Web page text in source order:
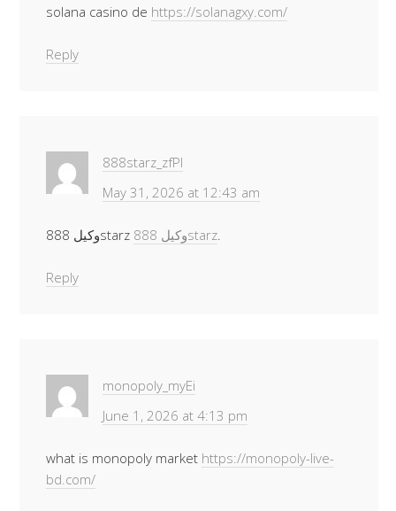
solana casino de https://solanagxy.com/
Reply
888starz_zfPl
May 31, 2026 at 12:43 am
وكيل 888starz وكيل 888starz
Reply
monopoly_myEi
June 1, 2026 at 4:13 pm
what is monopoly market https://monopoly-live-
bd.com/